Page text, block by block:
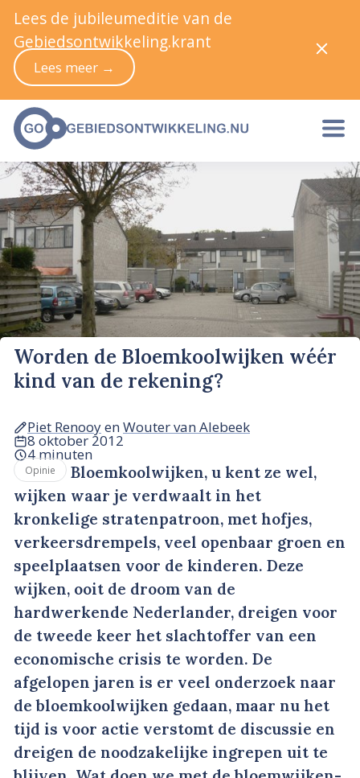
Worden de Bloemkoolwijken wéér
kind van de rekening?
Piet RenooyenWouter van Alebeek
8 oktober 2012
4 minuten
Opinie
Bloemkoolwijken, u kent ze wel,
wijken waar je verdwaalt in het
kronkelige stratenpatroon, met hofjes,
verkeersdrempels, veel openbaar groen en
speelplaatsen voor de kinderen. Deze
wijken, ooit de droom van de
hardwerkende Nederlander, dreigen voor
de tweede keer het slachtoffer van een
economische crisis te worden. De
afgelopen jaren is er veel onderzoek naar
de bloemkoolwijken gedaan, maar nu het
tijd is voor actie verstomt de discussie en
dreigen de noodzakelijke ingrepen uit te
Lees de jubileumeditie van de
Gebiedsontwikkeling.krant
Lees meer →